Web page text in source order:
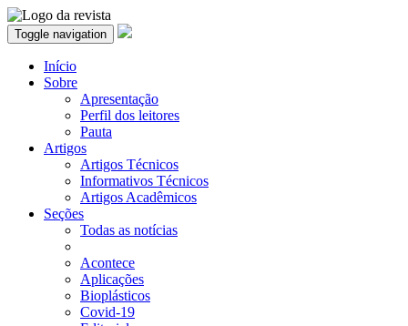
Toggle navigation
Início
Sobre
Apresentação
Perfil dos leitores
Pauta
Artigos
Artigos Técnicos
Informativos Técnicos
Artigos Acadêmicos
Seções
Todas as notícias
Acontece
Aplicações
Bioplásticos
Covid-19